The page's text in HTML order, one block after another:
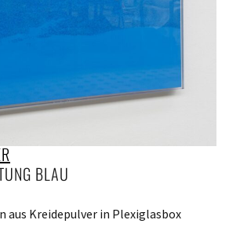
BLAU
aus Kreidepulver in Plexiglasbox